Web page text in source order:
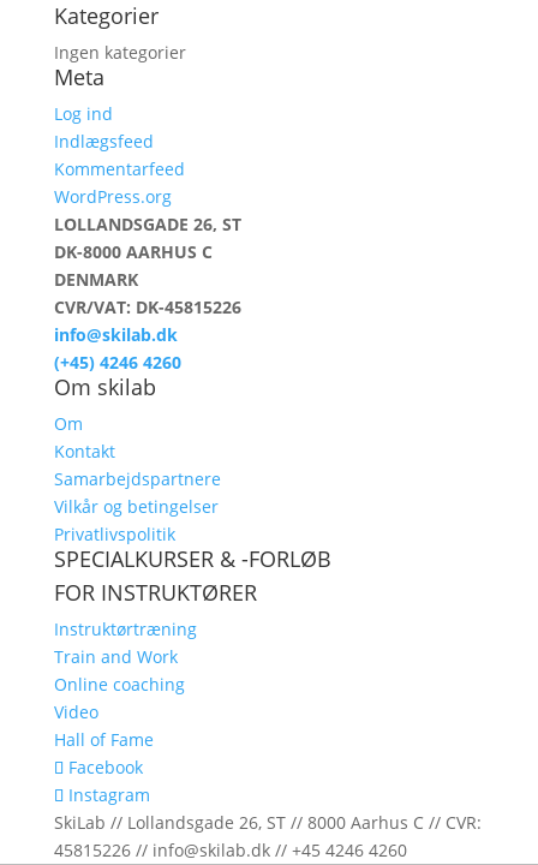
Kategorier
Ingen kategorier
Meta
Log ind
Indlægsfeed
Kommentarfeed
WordPress.org
LOLLANDSGADE 26, ST
DK-8000 AARHUS C
DENMARK
CVR/VAT: DK-45815226
info@skilab.dk
(+45) 4246 4260
Om skilab
Om
Kontakt
Samarbejdspartnere
Vilkår og betingelser
Privatlivspolitik
SPECIALKURSER & -FORLØB
FOR INSTRUKTØRER
Instruktørtræning
Train and Work
Online coaching
Video
Hall of Fame
Facebook
Instagram
SkiLab // Lollandsgade 26, ST // 8000 Aarhus C // CVR:
45815226 // info@skilab.dk // +45 4246 4260